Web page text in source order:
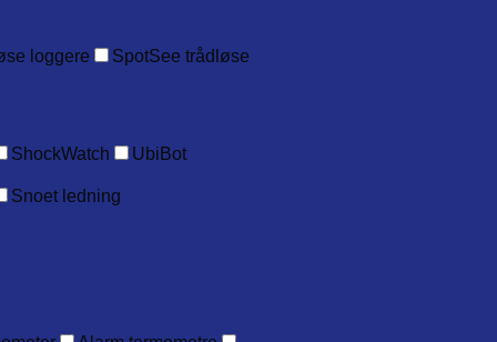
loggere
SpotSee trådløse
ShockWatch
UbiBot
Snoet ledning